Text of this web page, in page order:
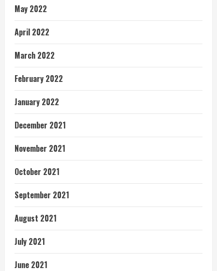
May 2022
April 2022
March 2022
February 2022
January 2022
December 2021
November 2021
October 2021
September 2021
August 2021
July 2021
June 2021